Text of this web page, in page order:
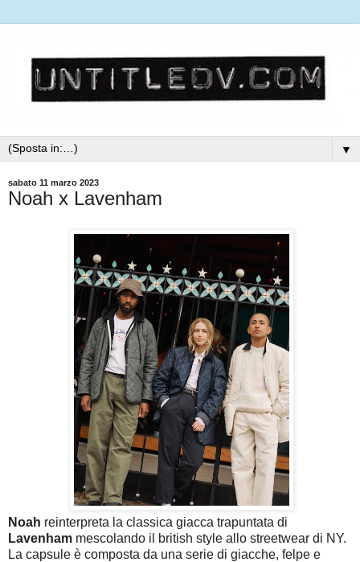
▼
sabato 11 marzo 2023
Noah x Lavenham
Noah reinterpreta la classica giacca trapuntata di
Lavenham mescolando il british style allo streetwear di NY.
La capsule è composta da una serie di giacche, felpe e